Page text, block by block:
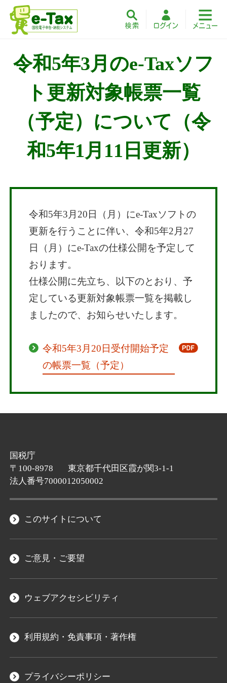
令和5年3月のe-Taxソフ
ト更新対象帳票一覧
（予定）について（令
和5年1月11日更新）
令和5年3月20日（月）にe-Taxソフトの
更新を行うことに伴い、令和5年2月27
日（月）にe-Taxの仕様公開を予定して
おります。
仕様公開に先立ち、以下のとおり、予
定している更新対象帳票一覧を掲載し
ましたので、お知らせいたします。
令和5年3月20日受付開始予定
の帳票一覧（予定）
国税庁
〒100-8978
東京都千代田区霞が関3-1-1
法人番号7000012050002
このサイトについて
ご意見・ご要望
ウェブアクセシビリティ
利用規約・免責事項・著作権
プライバシーポリシー